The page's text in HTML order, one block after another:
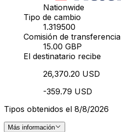
Nationwide
Tipo de cambio
1.319500
Comisión de transferencia
15.00 GBP
El destinatario recibe
26,370.20 USD
-359.79 USD
Tipos obtenidos el 8/8/2026
Más información